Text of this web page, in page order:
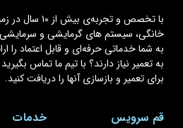
با تخصص و تجربه‌ی
خانگی، سیستم های گرمایشی و سرمایشی
به شما خدماتی حرفه‌ای و قابل اعتماد را
به تعمیر نیاز دارند؟ با تیم ما تماس
برای تعمیر و بازسازی آنها را دریافت کنید.
قم سرویس خدمات